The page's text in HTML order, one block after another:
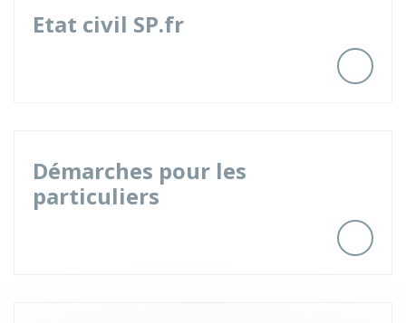
Etat civil SP.fr
Démarches pour les
particuliers